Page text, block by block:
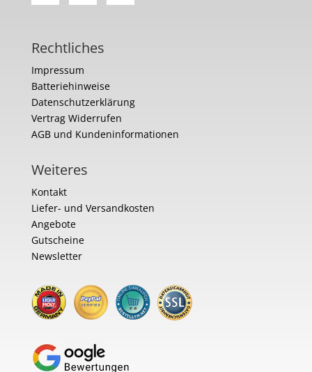
Rechtliches
Impressum
Batteriehinweise
Datenschutzerklärung
Vertrag Widerrufen
AGB und Kundeninformationen
Weiteres
Kontakt
Liefer- und Versandkosten
Angebote
Gutscheine
Newsletter